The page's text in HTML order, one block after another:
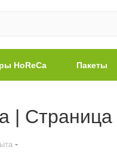
HoReCa Пакеты
| Страница